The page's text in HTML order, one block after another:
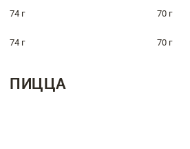
74 г 70 г
74 г 70 г
ПИЦЦА